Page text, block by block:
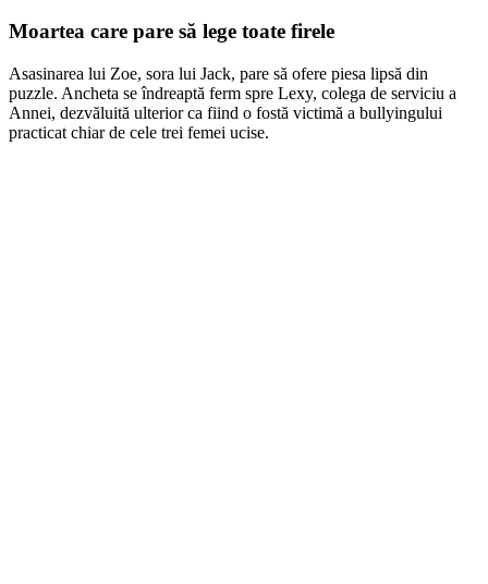
Moartea care pare să lege toate firele
Asasinarea lui Zoe, sora lui Jack, pare să ofere piesa lipsă din
puzzle. Ancheta se îndreaptă ferm spre Lexy, colega de serviciu a
Annei, dezvăluită ulterior ca fiind o fostă victimă a bullyingului
practicat chiar de cele trei femei ucise.